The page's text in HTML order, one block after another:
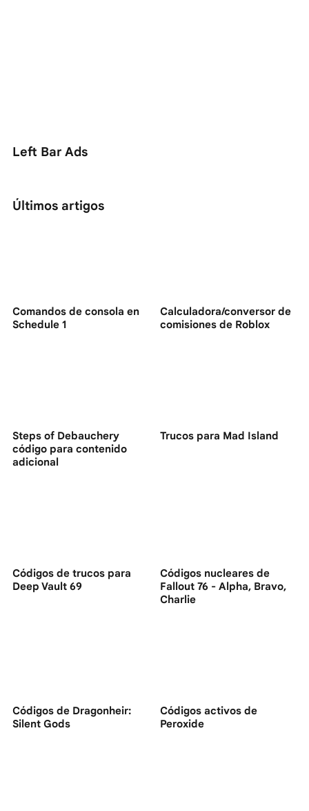
Left Bar Ads
Últimos artigos
Comandos de consola en
Schedule 1
Calculadora/conversor de
comisiones de Roblox
Steps of Debauchery
código para contenido
adicional
Trucos para Mad Island
Códigos de trucos para
Deep Vault 69
Códigos nucleares de
Fallout 76 - Alpha, Bravo,
Charlie
Códigos de Dragonheir:
Silent Gods
Códigos activos de
Peroxide